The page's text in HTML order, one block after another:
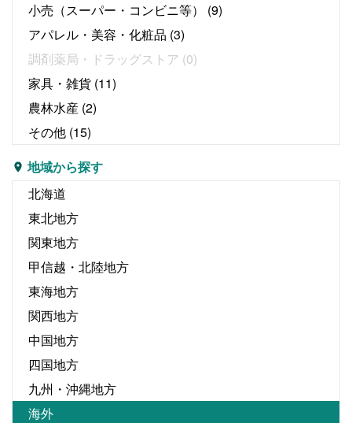
小売（スーパー・コンビニ等）
(9)
アパレル・美容・化粧品 (3)
調剤薬局・ドラッグストア (0)
家具・雑貨 (11)
農林水産 (2)
その他 (15)
地域から探す
北海道
東北地方
関東地方
甲信越・北陸地方
東海地方
関西地方
中国地方
四国地方
九州・沖縄地方
海外